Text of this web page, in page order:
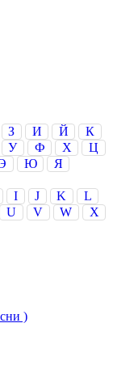
З И Й
К
У Ф Х
Ц
Ю Я
I J K
L
U V W
X
)